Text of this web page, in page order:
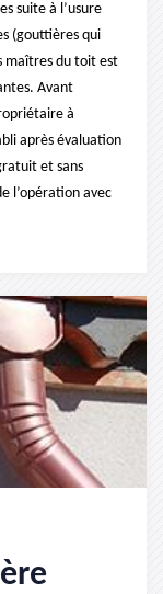
suite à l’usure
(gouttières qui
maîtres du toit est
Avant
à
après évaluation
et sans
l’opération avec